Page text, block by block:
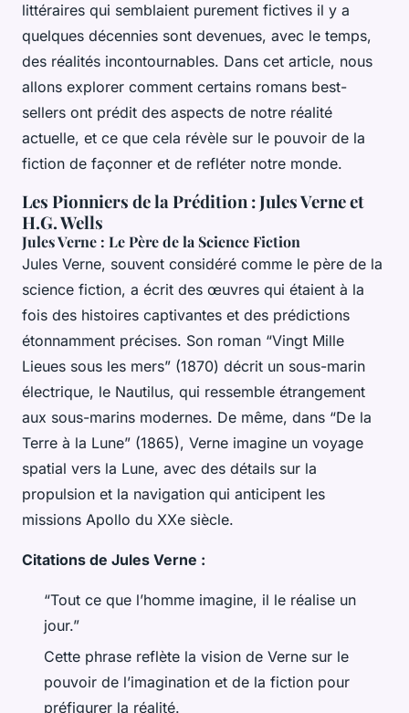
littéraires qui semblaient purement fictives il y a
quelques décennies sont devenues, avec le temps,
des réalités incontournables. Dans cet article, nous
allons explorer comment certains romans best-
sellers ont prédit des aspects de notre réalité
actuelle, et ce que cela révèle sur le pouvoir de la
fiction de façonner et de refléter notre monde.
Les Pionniers de la Prédition : Jules Verne et
H.G. Wells
Jules Verne : Le Père de la Science Fiction
Jules Verne, souvent considéré comme le père de la
science fiction, a écrit des œuvres qui étaient à la
fois des histoires captivantes et des prédictions
étonnamment précises. Son roman “Vingt Mille
Lieues sous les mers” (1870) décrit un sous-marin
électrique, le Nautilus, qui ressemble étrangement
aux sous-marins modernes. De même, dans “De la
Terre à la Lune” (1865), Verne imagine un voyage
spatial vers la Lune, avec des détails sur la
propulsion et la navigation qui anticipent les
missions Apollo du XXe siècle.
Citations de Jules Verne :
“Tout ce que l’homme imagine, il le réalise un
jour.”
Cette phrase reflète la vision de Verne sur le
pouvoir de l’imagination et de la fiction pour
préfigurer la réalité.